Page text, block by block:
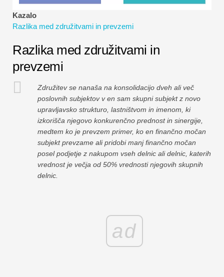
Polna oblika
Vadnice za obvladovanje tveganj
Kazalo
Razlika med združitvami in prevzemi
Razlika med združitvami in
prevzemi
Združitev se nanaša na konsolidacijo dveh ali več
poslovnih subjektov v en sam skupni subjekt z novo
upravljavsko strukturo, lastništvom in imenom, ki
izkorišča njegovo konkurenčno prednost in sinergije,
medtem ko je prevzem primer, ko en finančno močan
subjekt prevzame ali pridobi manj finančno močan
posel podjetje z nakupom vseh delnic ali delnic, katerih
vrednost je večja od 50% vrednosti njegovih skupnih
delnic.
ad